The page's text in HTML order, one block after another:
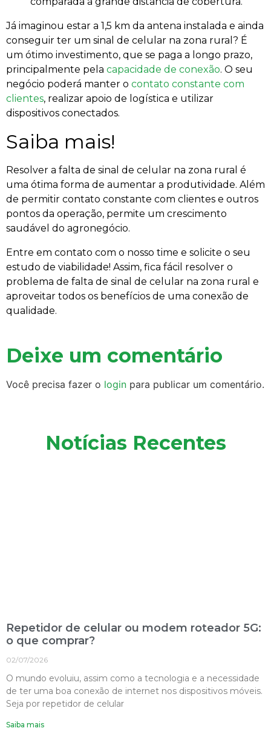
Já imaginou estar a 1,5 km da antena instalada e ainda
conseguir ter um sinal de celular na zona rural? É
um ótimo investimento, que se paga a longo prazo,
principalmente pela capacidade de conexão. O seu
negócio poderá manter o contato constante com
clientes, realizar apoio de logística e utilizar
dispositivos conectados.
Saiba mais!
Resolver a falta de sinal de celular na zona rural é
uma ótima forma de aumentar a produtividade. Além
de permitir contato constante com clientes e outros
pontos da operação, permite um crescimento
saudável do agronegócio.
Entre em contato com o nosso time e solicite o seu
estudo de viabilidade! Assim, fica fácil resolver o
problema de falta de sinal de celular na zona rural e
aproveitar todos os benefícios de uma conexão de
qualidade.
Deixe um comentário
Você precisa fazer o login para publicar um comentário.
Notícias Recentes
Repetidor de celular ou modem roteador 5G:
o que comprar?
02/07/2026
O mundo evoluiu, assim como a tecnologia e a necessidade
de ter uma boa conexão de internet nos dispositivos móveis.
Seja por repetidor de celular
Saiba mais